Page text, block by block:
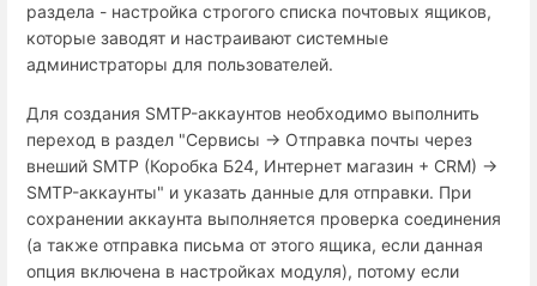
раздела - настройка строгого списка почтовых ящиков,
которые заводят и настраивают системные
администраторы для пользователей.
Для создания SMTP-аккаунтов необходимо выполнить
переход в раздел "Сервисы → Отправка почты через
внеший SMTP (Коробка Б24, Интернет магазин + СRM) →
SMTP-аккаунты" и указать данные для отправки. При
сохранении аккаунта выполняется проверка соединения
(а также отправка письма от этого ящика, если данная
опция включена в настройках модуля), потому если